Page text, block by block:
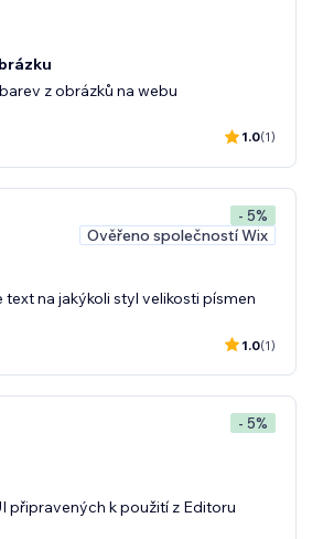
z obrázků na webu
1.0(1)
- 5%
Ověřeno společností Wix
na jakýkoli styl velikosti písmen
1.0(1)
- 5%
připravených k použití z Editoru